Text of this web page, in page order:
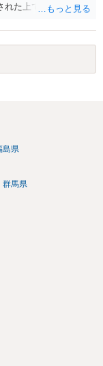
れた上で、書面とし
証拠の一つとして位
お聞きになりたい場
島県
群馬県